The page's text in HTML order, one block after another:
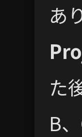
あ
た
B